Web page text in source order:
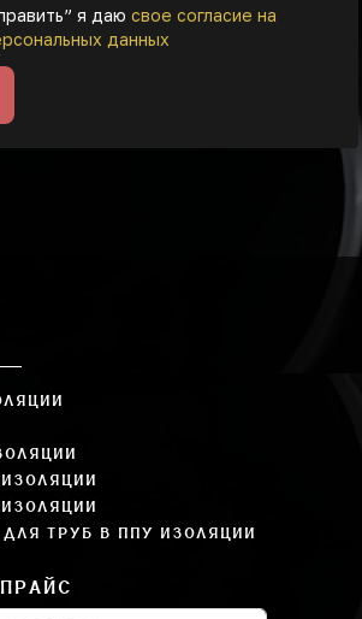
я даю свое согласие на
данных
ТРУБ В ППУ ИЗОЛЯЦИИ